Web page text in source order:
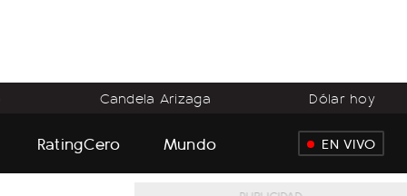
Candela Arizaga Dólar hoy
RatingCero Mundo EN VIVO